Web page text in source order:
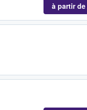
à partir de